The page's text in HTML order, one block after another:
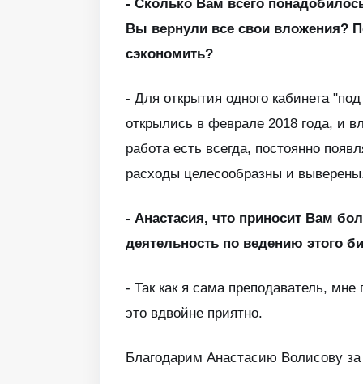
- Сколько Вам всего
Вы вернули все свои вложения?
сэкономить?
- Для открытия одного кабинета
открылись в феврале 2018 года, и
работа есть всегда, постоянно
расходы целесообразны и
- Анастасия, что приносит Вам
деятельность по ведению этого
- Так как я сама преподаватель,
это вдвойне приятно.
Благодарим Анастасию Волисову